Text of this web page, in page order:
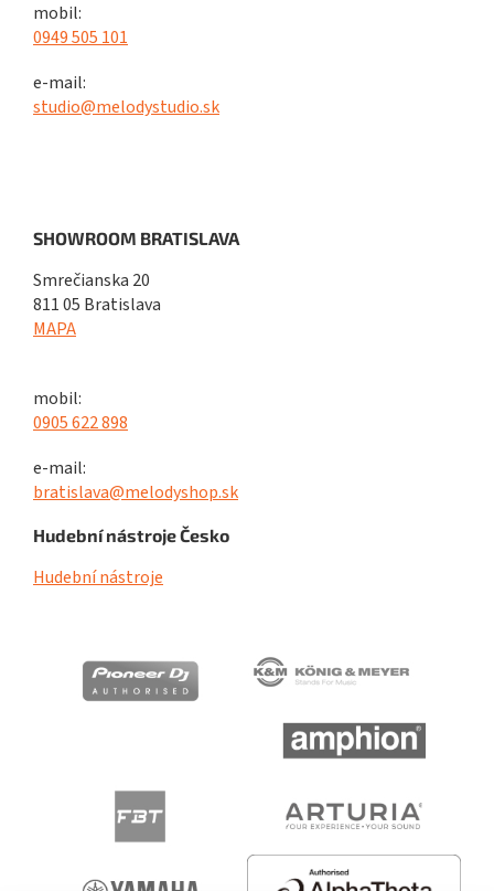
mobil:
0949 505 101
e-mail:
studio@melodystudio.sk
SHOWROOM BRATISLAVA
Smrečianska 20
811 05 Bratislava
MAPA
mobil:
0905 622 898
e-mail:
bratislava@melodyshop.sk
Hudební nástroje Česko
Hudební nástroje